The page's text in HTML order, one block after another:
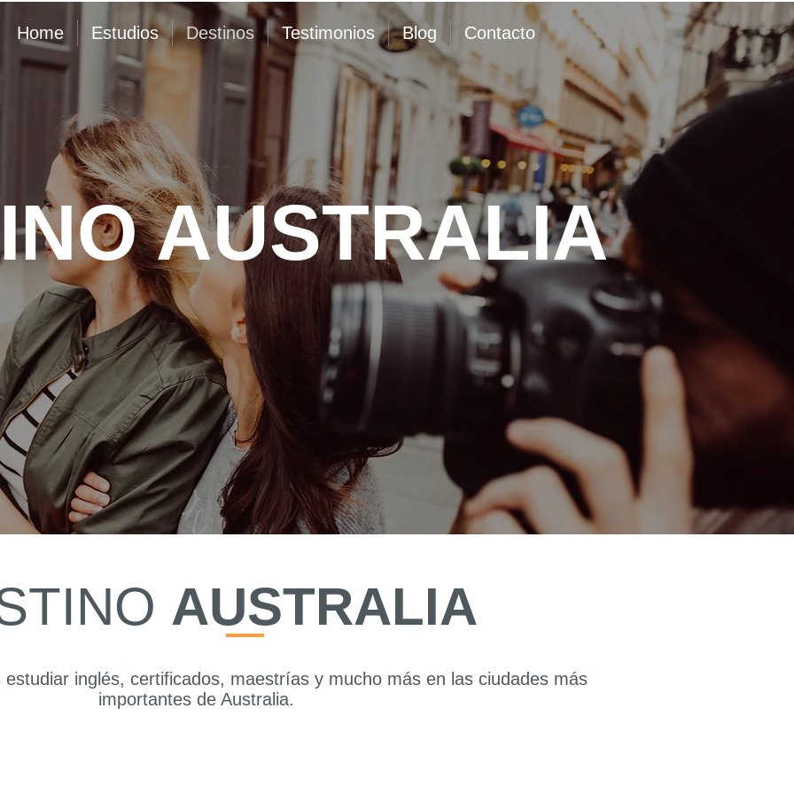
Home Estudios Destinos Testimonios Blog Contacto
AUSTRALIA
AUSTRALIA
inglés, certificados, maestrías y mucho más en las ciudades más
importantes de Australia.